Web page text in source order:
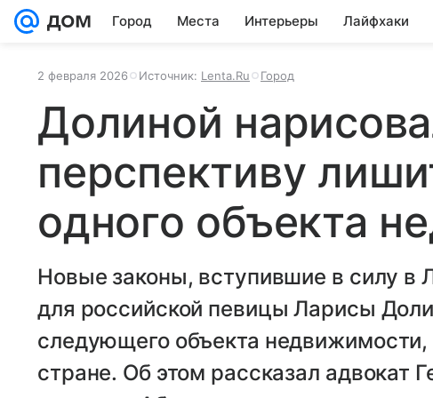
Город Места Интерьеры Лайфхаки
2 февраля 2026 Источник: Lenta.Ru Город
Долиной
перспективу
одного объекта
Новые законы, вступившие в силу в
для российской певицы Ларисы
следующего объекта недвижимости,
стране. Об этом рассказал адвокат